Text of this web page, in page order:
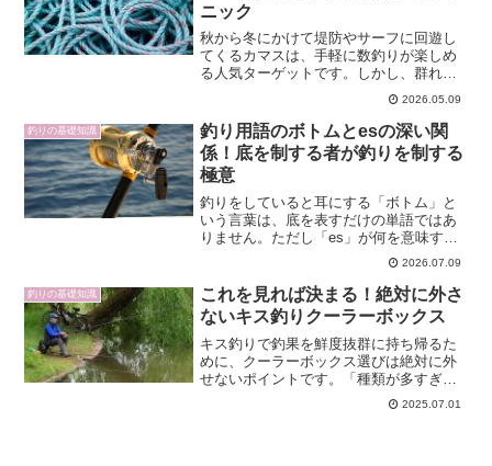
ニック
秋から冬にかけて堤防やサーフに回遊し
てくるカマスは、手軽に数釣りが楽しめ
る人気ターゲットです。しかし、群れの
回遊レンジや活性を外すと、姿が見える
のに全く食わないことも多く、安定して
釣果を出すにはコツが必要です。本記事
では、ルアーで狙うカマス...
2026.05.09
釣りの基礎知識
釣り用語のボトムとesの深い関
係！底を制する者が釣りを制する
極意
釣りをしていると耳にする「ボトム」と
いう言葉は、底を表すだけの単語ではあ
りません。ただし「es」が何を意味する
かはあいまいで、地域や文脈で変わるこ
とがあります。この記事では、「釣り用
語 ボトム と es」というキーワードに込
められた検索意図...
2026.07.09
釣りの基礎知識
これを見れば決まる！絶対に外さ
ないキス釣りクーラーボックス
キス釣りで釣果を鮮度抜群に持ち帰るた
めに、クーラーボックス選びは絶対に外
せないポイントです。「種類が多すぎて
何を選べばいいかわからない」「市販品
と自作、どちらが得か？」「100均アイテ
2025.07.01